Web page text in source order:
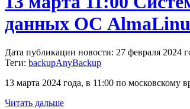
данных ОС
Дата публикации новости: 27 февраля 2024
Теги: backupAnyBackup
13 марта 2024 года, в 11:00 по
Читать дальше